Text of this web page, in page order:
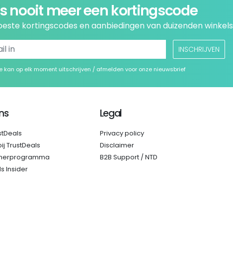
nooit meer een kortingscode
kortingscodes en aanbiedingen van duizenden winkels
INSCHRIJVEN
kan op elk moment uitschrijven / afmelden voor onze nieuwsbrief
TrustDeals
Insider
Legal
Privacy policy
Disclaimer
B2B Support / NTD